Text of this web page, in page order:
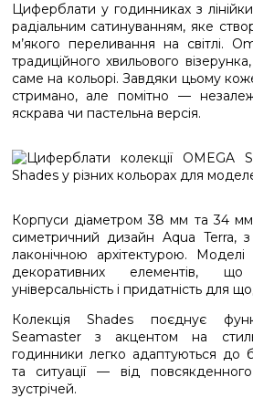
Циферблати у годинниках з
радіальним сатинуванням, яке
м’якого переливання на світлі.
традиційного хвильового
саме на кольорі. Завдяки цьому
стримано, але помітно —
яскрава чи пастельна версія.
Корпуси діаметром 38 мм та 34 мм
симетричний дизайн Aqua Terra,
лаконічною архітектурою.
декоративних елементів,
універсальність і придатність для
Колекція Shades поєднує
Seamaster з акцентом на
годинники легко адаптуються до
та ситуації — від
зустрічей.